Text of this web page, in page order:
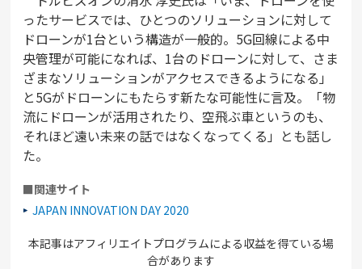
ったサービスでは、ひとつのソリューションに対して
ドローンが1台という構造が一般的。5G回線による中
央管理が可能になれば、1台のドローンに対して、さま
ざまなソリューションがアクセスできるようになる」
と5Gがドローンにもたらす新たな可能性に言及。「物
流にドローンが活用されたり、空飛ぶ車というのも、
それほど遠い未来の話ではなくなってくる」とも話し
た。
■関連サイト
JAPAN INNOVATION DAY 2020
本記事はアフィリエイトプログラムによる収益を得ている場
合があります